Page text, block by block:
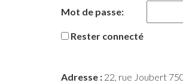
Mot de passe:
Rester connecté
Adresse : 22, rue Joubert